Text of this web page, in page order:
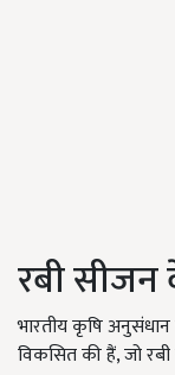
रबी
भारतीय कृषि
विकसित की हैं, जो